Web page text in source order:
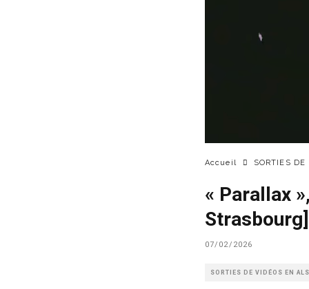
Accueil SORTIES
« Parallax
Strasbourg]
07/02/2026
SORTIES DE VIDÉOS EN